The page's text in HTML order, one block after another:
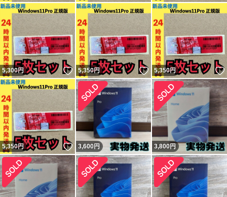
5,300円 いいね！
5,350円 いいね！
5,350円
5,350円 いいね！
3,600円 3,800円